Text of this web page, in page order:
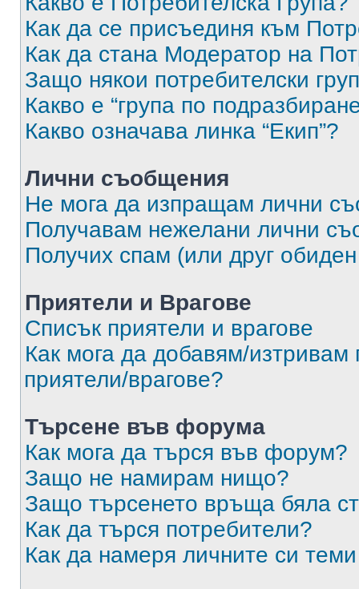
Как да се присъединя към
Как да стана Модератор на
Защо някои потребителски
Какво е “група по
Какво означава линка “Екип”?
Лични съобщения
Не мога да изпращам лични
Получавам нежелани лични
Получих спам (или друг
Приятели и Врагове
Списък приятели и врагове
Как мога да добавям/изтривам
приятели/врагове?
Търсене във форума
Как мога да търся във форум?
Защо не намирам нищо?
Защо търсенето връща бяла
Как да търся потребители?
Как да намеря личните си